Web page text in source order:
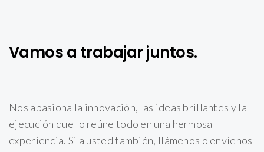
Vamos a trabajar juntos.
Nos apasiona la innovación, las ideas brillantes y la
ejecución que lo reúne todo en una hermosa
experiencia. Si a usted también, llámenos o envíenos